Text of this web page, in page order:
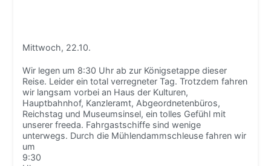
Mittwoch, 22.10.
Wir legen um 8:30 Uhr ab zur Königsetappe dieser
Reise. Leider ein total verregneter Tag. Trotzdem fahren
wir langsam vorbei an Haus der Kulturen,
Hauptbahnhof, Kanzleramt, Abgeordnetenbüros,
Reichstag und Museumsinsel, ein tolles Gefühl mit
unserer freeda. Fahrgastschiffe sind wenige
unterwegs. Durch die Mühlendammschleuse fahren wir
um
9:30